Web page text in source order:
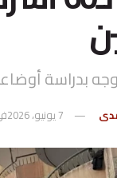
بدراسة
7 يونيو، 2026